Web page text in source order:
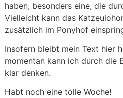
haben, besonders eine, die
Vielleicht kann das
zusätzlich im Ponyhof
Insofern bleibt mein Text hier
momentan kann ich durch die
klar denken.
Habt noch eine tolle Woche!